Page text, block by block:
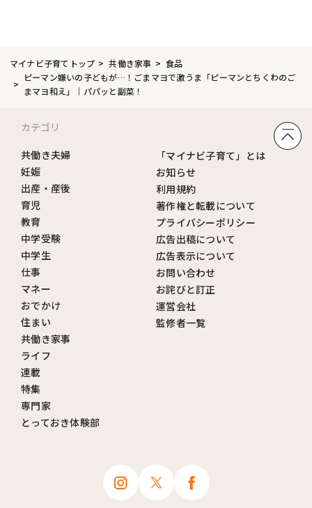
マイナビ子育てトップ 共働き家事
食品
ピーマン嫌いの子どもが…！ごまマヨで激うま「ピーマンとちくわのご
まマヨ和え」｜パパッと副菜！
カテゴリ
共働き夫婦
妊娠
出産・産後
育児
教育
中学受験
中学生
仕事
マネー
おでかけ
住まい
共働き家事
ライフ
連載
特集
専門家
とっておき体験部
「マイナビ子育て」とは
お知らせ
利用規約
著作権と転載について
プライバシーポリシー
広告出稿について
広告表示について
お問い合わせ
お詫びと訂正
運営会社
監修者一覧